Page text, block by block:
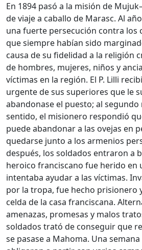
En 1894 pasó a la misión de
de viaje a caballo de Marasc. Al
una fuerte persecución contra los
que siempre habían sido
causa de su fidelidad a la religión
de hombres, mujeres, niños y
víctimas en la región. El P. Lilli
urgente de sus superiores que le
abandonase el puesto; al
sentido, el misionero respondió
puede abandonar a las ovejas en
quedarse junto a los armenios
después, los soldados entraron a
heroico franciscano fue herido en
intentaba ayudar a las víctimas.
por la tropa, fue hecho prisionero
celda de la casa franciscana.
amenazas, promesas y malos
soldados trató de conseguir que
se pasase a Mahoma. Una